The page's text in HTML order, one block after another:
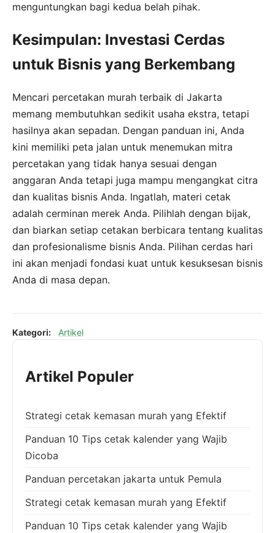
menguntungkan bagi kedua belah pihak.
Kesimpulan: Investasi Cerdas
untuk Bisnis yang Berkembang
Mencari percetakan murah terbaik di Jakarta
memang membutuhkan sedikit usaha ekstra, tetapi
hasilnya akan sepadan. Dengan panduan ini, Anda
kini memiliki peta jalan untuk menemukan mitra
percetakan yang tidak hanya sesuai dengan
anggaran Anda tetapi juga mampu mengangkat citra
dan kualitas bisnis Anda. Ingatlah, materi cetak
adalah cerminan merek Anda. Pilihlah dengan bijak,
dan biarkan setiap cetakan berbicara tentang kualitas
dan profesionalisme bisnis Anda. Pilihan cerdas hari
ini akan menjadi fondasi kuat untuk kesuksesan bisnis
Anda di masa depan.
Kategori: Artikel
Artikel Populer
Strategi cetak kemasan murah yang Efektif
Panduan 10 Tips cetak kalender yang Wajib
Dicoba
Panduan percetakan jakarta untuk Pemula
Strategi cetak kemasan murah yang Efektif
Panduan 10 Tips cetak kalender yang Wajib